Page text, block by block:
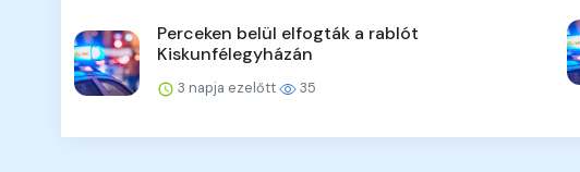
Perceken belül elfogták a rablót
Kiskunfélegyházán
3 napja ezelőtt 35